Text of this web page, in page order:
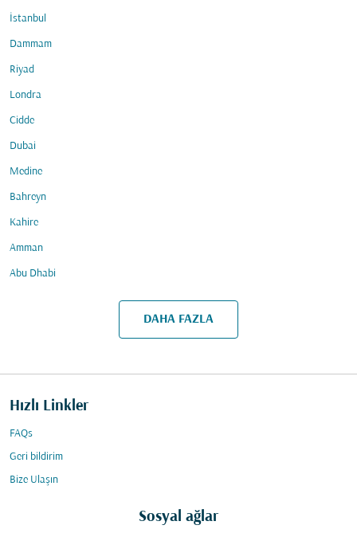
İstanbul
Dammam
Riyad
Londra
Cidde
Dubai
Medine
Bahreyn
Kahire
Amman
Abu Dhabi
DAHA FAZLA
Hızlı Linkler
FAQs
Geri bildirim
Bize Ulaşın
Sosyal ağlar